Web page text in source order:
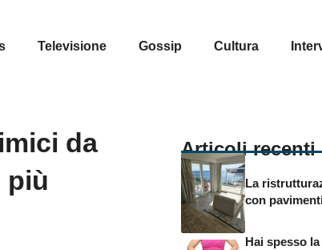
Televisione Gossip Cultura
da
più
Articoli recenti
La
con
Hai spesso